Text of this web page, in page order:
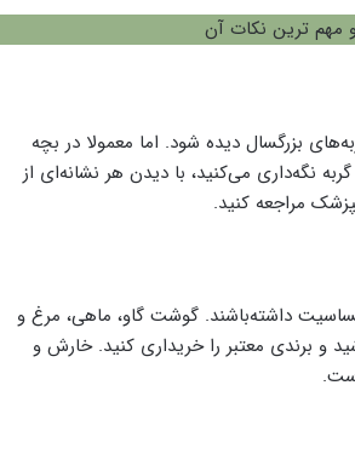
مهم ترین نکات آن
بزرگسال دیده شود. اما معمولا در بچه
نگه‌داری می‌کنید، با دیدن هر نشانه‌ای از
مراجعه کنید.
داشته‌باشند. گوشت گاو، ماهی، مرغ و
و برندی معتبر را خریداری کنید. خارش و